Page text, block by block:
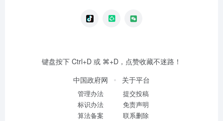
键盘按下 Ctrl+D 或 ⌘+D，点赞收藏不迷路！
中国政府网
管理办法
标识办法
算法备案
关于平台
提交投稿
免责声明
联系删除